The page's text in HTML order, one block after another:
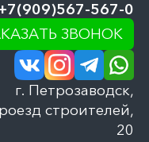
567-0
ЗВОНОК
г. Петрозаводск,
строителей,
20